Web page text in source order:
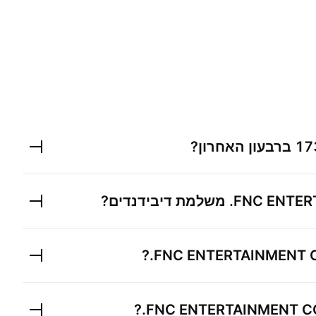
ברבעון האחרון?
FNC משלמת דיבידנדים?
FNC ENTERTAINMENT
?
FNC ENTERTAINMENT
?